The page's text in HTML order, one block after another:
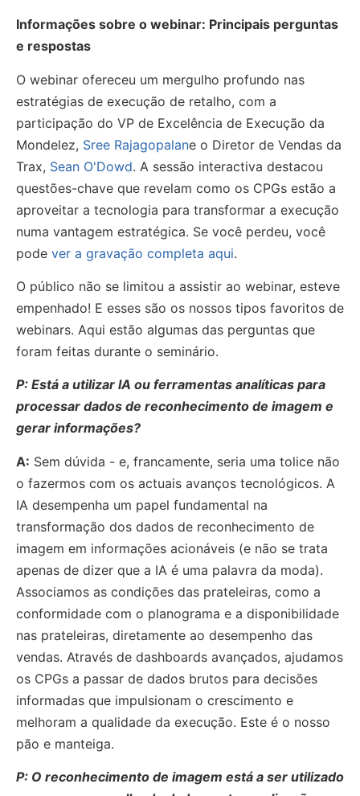
Informações sobre o webinar: Principais perguntas
e respostas
O webinar ofereceu um mergulho profundo nas
estratégias de execução de retalho, com a
participação do VP de Excelência de Execução da
Mondelez, Sree Rajagopalane o Diretor de Vendas da
Trax, Sean O'Dowd. A sessão interactiva destacou
questões-chave que revelam como os CPGs estão a
aproveitar a tecnologia para transformar a execução
numa vantagem estratégica. Se você perdeu, você
pode ver a gravação completa aqui.
O público não se limitou a assistir ao webinar, esteve
empenhado! E esses são os nossos tipos favoritos de
webinars. Aqui estão algumas das perguntas que
foram feitas durante o seminário.
P: Está a utilizar IA ou ferramentas analíticas para
processar dados de reconhecimento de imagem e
gerar informações?
A: Sem dúvida - e, francamente, seria uma tolice não
o fazermos com os actuais avanços tecnológicos. A
IA desempenha um papel fundamental na
transformação dos dados de reconhecimento de
imagem em informações acionáveis (e não se trata
apenas de dizer que a IA é uma palavra da moda).
Associamos as condições das prateleiras, como a
conformidade com o planograma e a disponibilidade
nas prateleiras, diretamente ao desempenho das
vendas. Através de dashboards avançados, ajudamos
os CPGs a passar de dados brutos para decisões
informadas que impulsionam o crescimento e
melhoram a qualidade da execução. Este é o nosso
pão e manteiga.
P: O reconhecimento de imagem está a ser utilizado